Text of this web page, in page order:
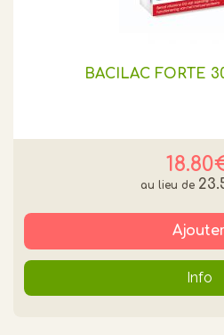
BACILAC FORTE
Info